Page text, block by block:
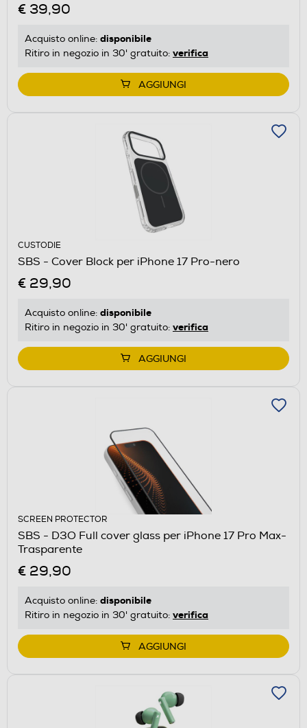
€ 39,90
Acquisto online: disponibile
Ritiro in negozio in 30' gratuito: verifica
AGGIUNGI
CUSTODIE
SBS - Cover Block per iPhone 17 Pro-nero
€ 29,90
Acquisto online: disponibile
Ritiro in negozio in 30' gratuito: verifica
AGGIUNGI
SCREEN PROTECTOR
SBS - D3O Full cover glass per iPhone 17 Pro Max-
Trasparente
€ 29,90
Acquisto online: disponibile
Ritiro in negozio in 30' gratuito: verifica
AGGIUNGI